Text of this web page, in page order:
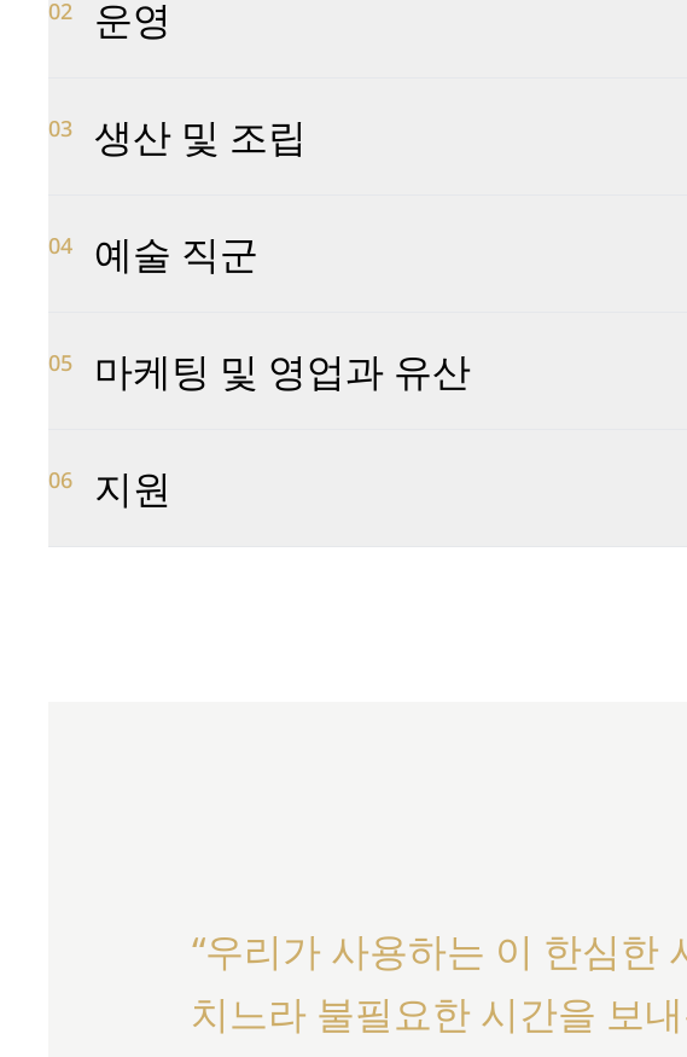
02 운영
요한 다양한 지원 업무를 관리합니다.
03 생산 및 조립
시계의 품질을 보장하기 위해 전통적인 기술을 사용하고 각각의 디테
울여 무브먼트부터 케이스까지 모든 구성 요소를 세심하게 조립합니
04 예술 직군
한 다이얼과 부품을 제작해 특별하고 진귀한 시계에 생명을 불어 넣습
무브먼트의 모든 부품은 수작업으로 완성됩니다. 이처럼 세심한 전문
05 마케팅 및 영업과 유산
략을 개발하여 브랜드와 컬렉션을 홍보하는 데 전념하고 있습니다. 동
리는 브레게의 풍부한 역사를 보여주는 역사적인 작품들을 보존함으
06 지원
“우리가 사용하는 이 한심한
치느라 불필요한 시간을 보